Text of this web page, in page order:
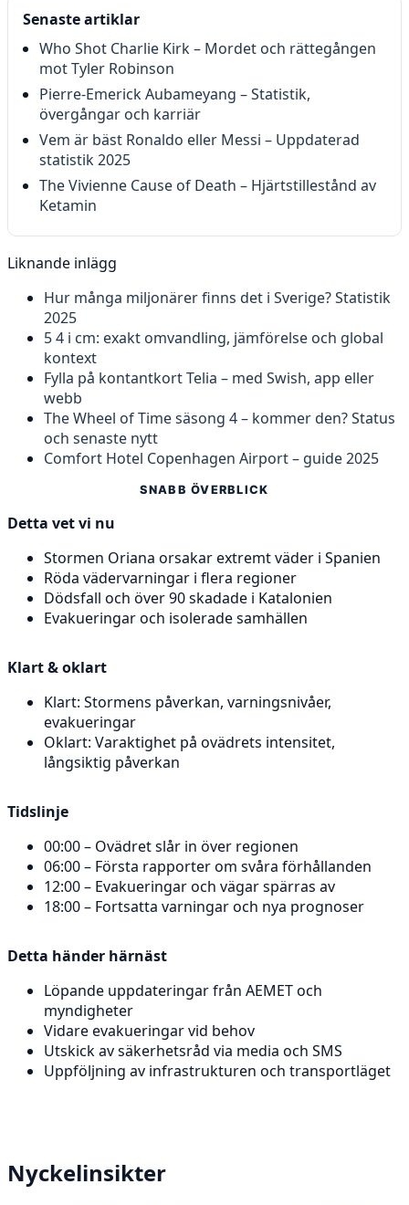
Senaste artiklar
Who Shot Charlie Kirk – Mordet och rättegången
mot Tyler Robinson
Pierre-Emerick Aubameyang – Statistik,
övergångar och karriär
Vem är bäst Ronaldo eller Messi – Uppdaterad
statistik 2025
The Vivienne Cause of Death – Hjärtstillestånd av
Ketamin
Liknande inlägg
Hur många miljonärer finns det i Sverige? Statistik
2025
5 4 i cm: exakt omvandling, jämförelse och global
kontext
Fylla på kontantkort Telia – med Swish, app eller
webb
The Wheel of Time säsong 4 – kommer den? Status
och senaste nytt
Comfort Hotel Copenhagen Airport – guide 2025
SNABB ÖVERBLICK
Detta vet vi nu
Stormen Oriana orsakar extremt väder i Spanien
Röda vädervarningar i flera regioner
Dödsfall och över 90 skadade i Katalonien
Evakueringar och isolerade samhällen
Klart & oklart
Klart: Stormens påverkan, varningsnivåer,
evakueringar
Oklart: Varaktighet på ovädrets intensitet,
långsiktig påverkan
Tidslinje
00:00 – Ovädret slår in över regionen
06:00 – Första rapporter om svåra förhållanden
12:00 – Evakueringar och vägar spärras av
18:00 – Fortsatta varningar och nya prognoser
Detta händer härnäst
Löpande uppdateringar från AEMET och
myndigheter
Vidare evakueringar vid behov
Utskick av säkerhetsråd via media och SMS
Uppföljning av infrastrukturen och transportläget
Nyckelinsikter